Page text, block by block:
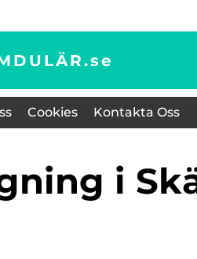
se
Cookies Kontakta Oss
i